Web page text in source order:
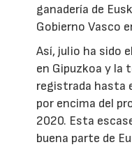
ganadería de
Gobierno Vasco
Así, julio ha sido
en Gipuzkoa y la
registrada hasta
por encima del
2020. Esta
buena parte de